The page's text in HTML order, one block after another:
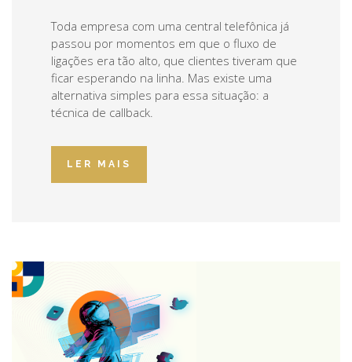
Toda empresa com uma central telefônica já
passou por momentos em que o fluxo de
ligações era tão alto, que clientes tiveram que
ficar esperando na linha. Mas existe uma
alternativa simples para essa situação: a
técnica de callback.
LER MAIS